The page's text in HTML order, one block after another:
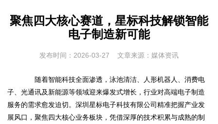
聚焦四大核心赛道，星标科技解锁智能
电子制造新可能
发布时间：2026-03-27 文章来源：媒体资讯
随着智能科技全面渗透，泳池清洁、人形机器人、消费电
子、光通讯及新能源等领域迎来爆发式增长，行业对高端电子制造
服务的需求愈发迫切。深圳星标电子科技有限公司精准把握产业发
展风口，聚焦四大核心业务板块，凭借深厚的技术积累与成熟的制